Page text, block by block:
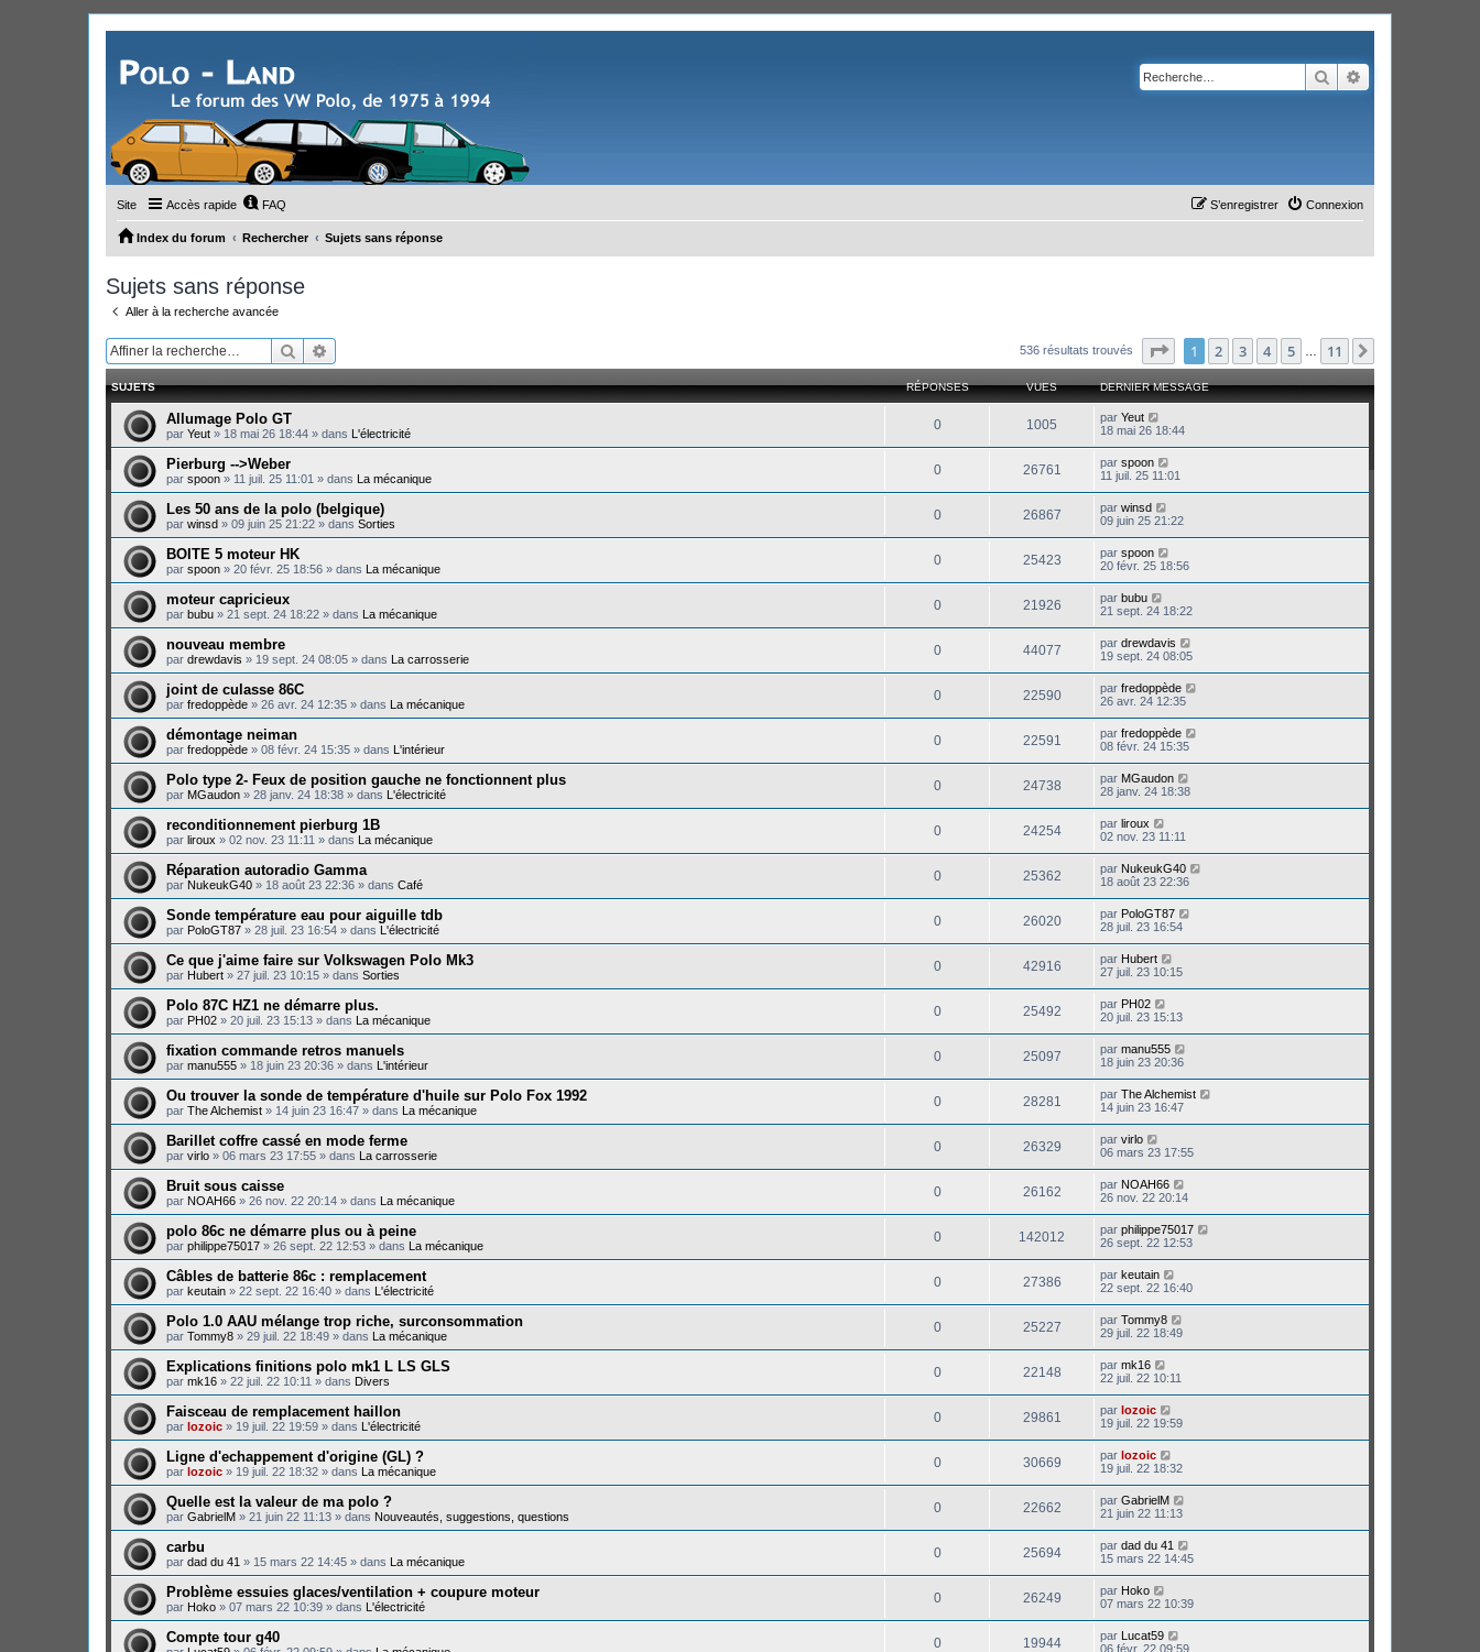
Rechercher
Site Accès rapide FAQ Connexion
S’enregistrer
Index du forum Rechercher Sujets sans réponse
Sujets sans réponse
Aller à la recherche avancée
Rechercher 536 résultats trouvés Page sur11
1 2 3 4 5 11
SUJETS RÉPONSES VUES DERNIER MESSAGE
Allumage Polo GT
par Yeut » 18 mai 26 18:44 » dans L'électricité
0 1005 par Yeut
18 mai 26 18:44
Pierburg -->Weber
par spoon » 11 juil. 25 11:01 » dans La mécanique
0 26761 par spoon
11 juil. 25 11:01
Les 50 ans de la polo (belgique)
par winsd » 09 juin 25 21:22 » dans Sorties
0 26867 par winsd
09 juin 25 21:22
BOITE 5 moteur HK
par spoon » 20 févr. 25 18:56 » dans La mécanique
0 25423 par spoon
20 févr. 25 18:56
moteur capricieux
par bubu » 21 sept. 24 18:22 » dans La mécanique
0 21926 par bubu
21 sept. 24 18:22
nouveau membre
par drewdavis » 19 sept. 24 08:05 » dans La carrosserie
0 44077 par drewdavis
19 sept. 24 08:05
joint de culasse 86C
par fredoppède » 26 avr. 24 12:35 » dans La mécanique
0 22590 par fredoppède
26 avr. 24 12:35
démontage neiman
par fredoppède » 08 févr. 24 15:35 » dans L'intérieur
0 22591 par fredoppède
08 févr. 24 15:35
Polo type 2- Feux de position gauche ne fonctionnent plus
par MGaudon » 28 janv. 24 18:38 » dans L'électricité
0 24738 par MGaudon
28 janv. 24 18:38
reconditionnement pierburg 1B
par liroux » 02 nov. 23 11:11 » dans La mécanique
0 24254 par liroux
02 nov. 23 11:11
Réparation autoradio Gamma
par NukeukG40 » 18 août 23 22:36 » dans Café
0 25362 par NukeukG40
18 août 23 22:36
Sonde température eau pour aiguille tdb
par PoloGT87 » 28 juil. 23 16:54 » dans L'électricité
0 26020 par PoloGT87
28 juil. 23 16:54
Ce que j'aime faire sur Volkswagen Polo Mk3
par Hubert » 27 juil. 23 10:15 » dans Sorties
0 42916 par Hubert
27 juil. 23 10:15
Polo 87C HZ1 ne démarre plus.
par PH02 » 20 juil. 23 15:13 » dans La mécanique
0 25492 par PH02
20 juil. 23 15:13
fixation commande retros manuels
par manu555 » 18 juin 23 20:36 » dans L'intérieur
0 25097 par manu555
18 juin 23 20:36
Ou trouver la sonde de température d'huile sur Polo Fox 1992
par The Alchemist » 14 juin 23 16:47 » dans La mécanique
0 28281 par The Alchemist
14 juin 23 16:47
Barillet coffre cassé en mode ferme
par virlo » 06 mars 23 17:55 » dans La carrosserie
0 26329 par virlo
06 mars 23 17:55
Bruit sous caisse
par NOAH66 » 26 nov. 22 20:14 » dans La mécanique
0 26162 par NOAH66
26 nov. 22 20:14
polo 86c ne démarre plus ou à peine
par philippe75017 » 26 sept. 22 12:53 » dans La mécanique
0 142012 par philippe75017
26 sept. 22 12:53
Câbles de batterie 86c : remplacement
par keutain » 22 sept. 22 16:40 » dans L'électricité
0 27386 par keutain
22 sept. 22 16:40
Polo 1.0 AAU mélange trop riche, surconsommation
par Tommy8 » 29 juil. 22 18:49 » dans La mécanique
0 25227 par Tommy8
29 juil. 22 18:49
Explications finitions polo mk1 L LS GLS
par mk16 » 22 juil. 22 10:11 » dans Divers
0 22148 par mk16
22 juil. 22 10:11
Faisceau de remplacement haillon
par lozoic » 19 juil. 22 19:59 » dans L'électricité
0 29861 par lozoic
19 juil. 22 19:59
Ligne d'echappement d'origine (GL) ?
par lozoic » 19 juil. 22 18:32 » dans La mécanique
0 30669 par lozoic
19 juil. 22 18:32
Quelle est la valeur de ma polo ?
par GabrielM » 21 juin 22 11:13 » dans Nouveautés, suggestions, questions
0 22662 par GabrielM
21 juin 22 11:13
carbu
par dad du 41 » 15 mars 22 14:45 » dans La mécanique
0 25694 par dad du 41
15 mars 22 14:45
Problème essuies glaces/ventilation + coupure moteur
par Hoko » 07 mars 22 10:39 » dans L'électricité
0 26249 par Hoko
07 mars 22 10:39
Compte tour g40 0 19944 par Lucat59
06 févr. 22 09:59